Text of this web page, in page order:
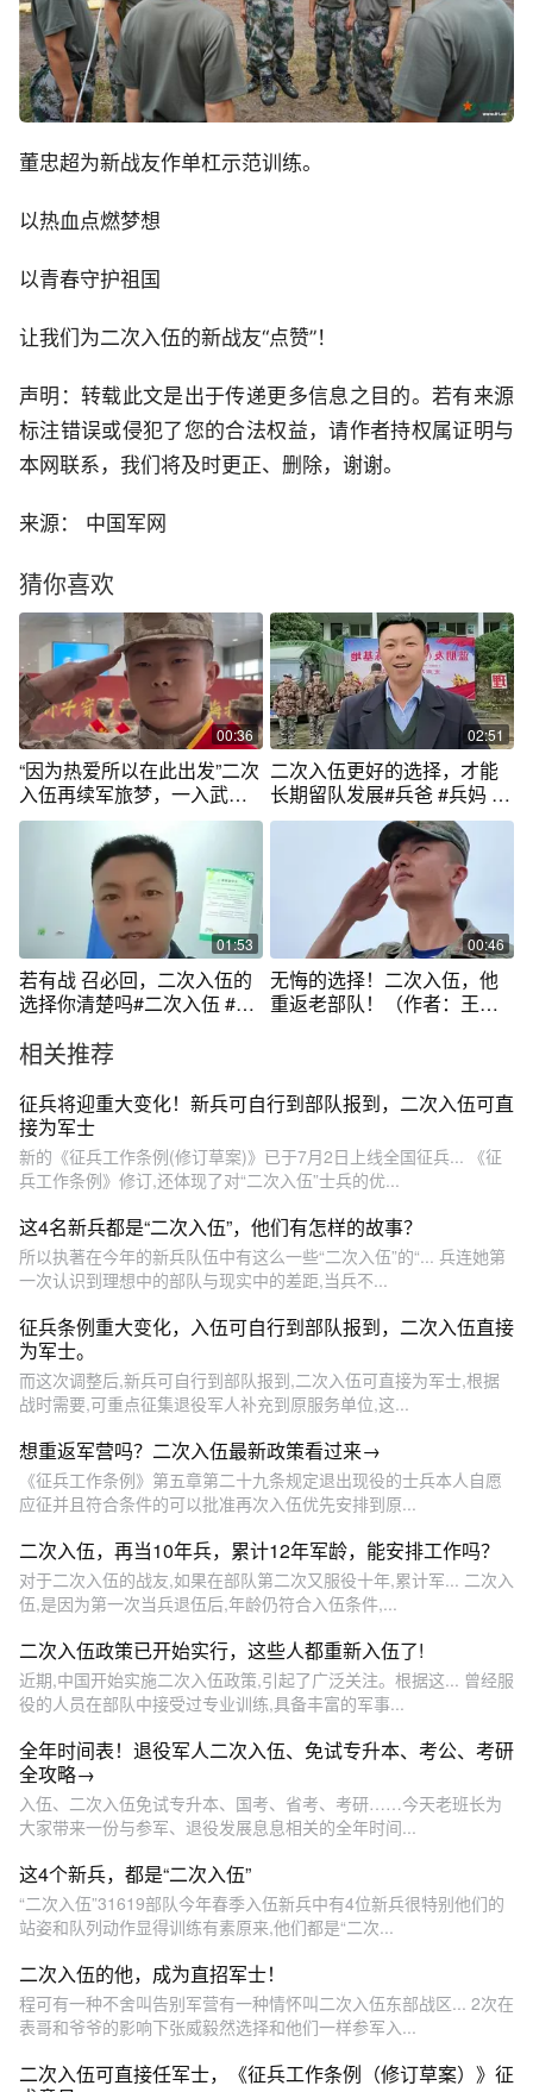
董忠超为新战友作单杠示范训练。
以热血点燃梦想
以青春守护祖国
让我们为二次入伍的新战友“点赞”！
声明：转载此文是出于传递更多信息之目的。若有来源
标注错误或侵犯了您的合法权益，请作者持权属证明与
本网联系，我们将及时更正、删除，谢谢。
来源： 中国军网
猜你喜欢
00:36
“因为热爱所以在此出发”二次
入伍再续军旅梦，一入武警
二入陆军。#贵州兴义#征兵#
02:51
二次入伍更好的选择，才能
长期留队发展#兵爸 #兵妈 #
家长 #光荣之家 #二次入伍
01:53
若有战 召必回，二次入伍的
选择你清楚吗#二次入伍 #若
之家
00:46
无悔的选择！二次入伍，他
重返老部队！（作者：王如
相关推荐
征兵将迎重大变化！新兵可自行到部队报到，二次入伍可直
接为军士
新的《征兵工作条例(修订草案)》已于7月2日上线全国征兵... 《征
兵工作条例》修订,还体现了对“二次入伍”士兵的优...
这4名新兵都是“二次入伍”，他们有怎样的故事？
所以执著在今年的新兵队伍中有这么一些“二次入伍”的“... 兵连她第
一次认识到理想中的部队与现实中的差距,当兵不...
征兵条例重大变化，入伍可自行到部队报到，二次入伍直接
为军士。
而这次调整后,新兵可自行到部队报到,二次入伍可直接为军士,根据
战时需要,可重点征集退役军人补充到原服务单位,这...
想重返军营吗？二次入伍最新政策看过来→
《征兵工作条例》第五章第二十九条规定退出现役的士兵本人自愿
应征并且符合条件的可以批准再次入伍优先安排到原...
二次入伍，再当10年兵，累计12年军龄，能安排工作吗？
对于二次入伍的战友,如果在部队第二次又服役十年,累计军... 二次入
伍,是因为第一次当兵退伍后,年龄仍符合入伍条件,...
二次入伍政策已开始实行，这些人都重新入伍了!
近期,中国开始实施二次入伍政策,引起了广泛关注。根据这... 曾经服
役的人员在部队中接受过专业训练,具备丰富的军事...
全年时间表！退役军人二次入伍、免试专升本、考公、考研
全攻略→
入伍、二次入伍免试专升本、国考、省考、考研……今天老班长为
大家带来一份与参军、退役发展息息相关的全年时间...
这4个新兵，都是“二次入伍”
“二次入伍”31619部队今年春季入伍新兵中有4位新兵很特别他们的
站姿和队列动作显得训练有素原来,他们都是“二次...
二次入伍的他，成为直招军士！
程可有一种不舍叫告别军营有一种情怀叫二次入伍东部战区... 2次在
表哥和爷爷的影响下张威毅然选择和他们一样参军入...
二次入伍可直接任军士，《征兵工作条例（修订草案）》征